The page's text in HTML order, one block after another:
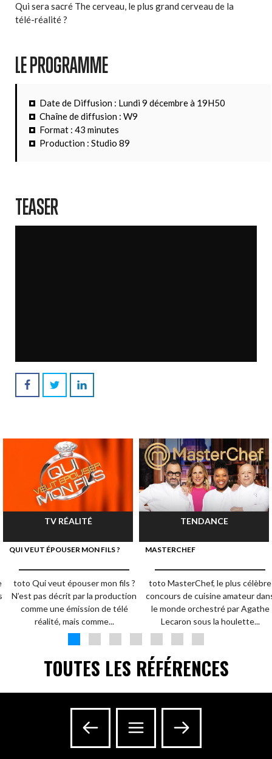
Qui sera sacré The cerveau, le plus grand cerveau de la
télé-réalité ?
LE PROGRAMME
Date de Diffusion : Lundi 9 décembre à 19H50
Chaîne de diffusion : W9
Format : 43 minutes
Production : Studio 89
TEASER
TV RÉALITÉ
QUI VEUT ÉPOUSER MON FILS ?
toto Qui veut épouser mon fils ?
N’est pas décrit par la production
comme une émission de télé
réalité, mais comme...
TENDANCE
MASTERCHEF
toto MasterChef, le plus célèbre
concours de cuisine amateur
le monde orchestré par Agathe
Lecaron sous la houlette...
TOUTES LES RÉFÉRENCES